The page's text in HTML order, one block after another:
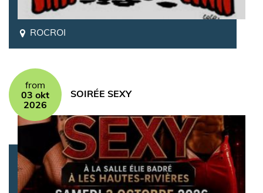
ROCROI
from
03 okt
2026
SOIRÉE SEXY